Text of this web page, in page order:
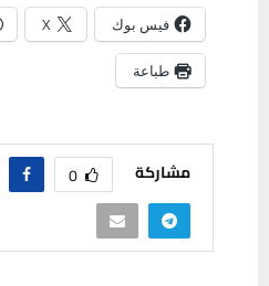
فيس بوك X
طباعة
مشاركة 0